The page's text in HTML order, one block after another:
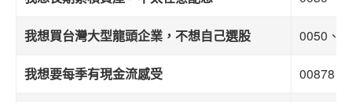
我想買台灣大型龍頭企業，不想自己選股 0050、
我想要每季有現金流感受 00878、